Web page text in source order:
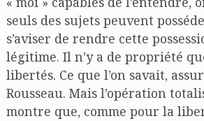
seuls des sujets peuvent
s’aviser de rendre cette
légitime. Il n’y a de propriété
libertés. Ce que l’on savait,
Rousseau. Mais l’opération
montre que, comme pour la